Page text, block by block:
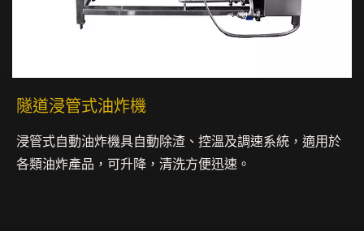
隧道浸管式油炸機
浸管式自動油炸機具自動除渣、控溫及調速系統，適用於
各類油炸產品，可升降，清洗方便迅速。